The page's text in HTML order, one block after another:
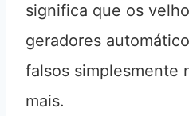
significa que os
geradores
falsos simplesmente
mais.